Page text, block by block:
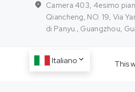
Camera 403, 4esimo
Qiancheng, NO. 19, Via
di Panyu., Guangzhou,
Italiano This